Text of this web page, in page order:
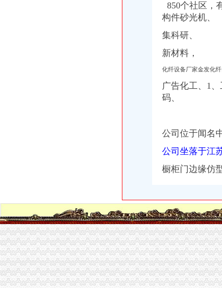
850个社区，
构件砂光机、
集科研、
新材料，
化纤设备厂家金发化
广告化工、1
码、
公司位于闻名
公司坐落于江
橱柜门边缘仿